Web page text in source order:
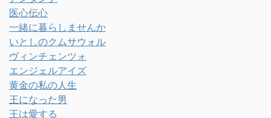
医心伝心
一緒に暮らしませんか
いとしのクムサウォル
ヴィンチェンツォ
エンジェルアイズ
黄金の私の人生
王になった男
王は愛する